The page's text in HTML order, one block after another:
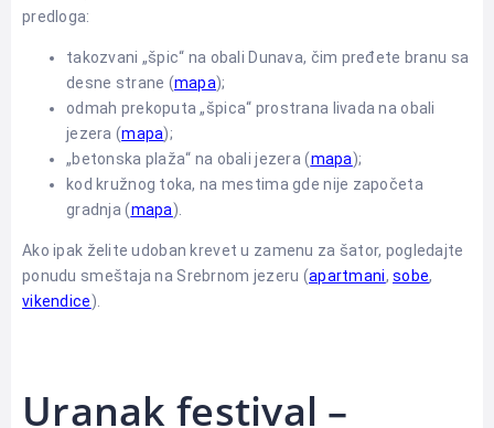
predloga:
takozvani „špic“ na obali Dunava, čim pređete branu sa
desne strane (mapa);
odmah prekoputa „špica“ prostrana livada na obali
jezera (mapa);
„betonska plaža“ na obali jezera (mapa);
kod kružnog toka, na mestima gde nije započeta
gradnja (mapa).
Ako ipak želite udoban krevet u zamenu za šator, pogledajte
ponudu smeštaja na Srebrnom jezeru (apartmani,sobe,
vikendice).
Uranak festival –